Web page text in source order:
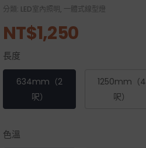
分類: LED室內照明, 一體式線型燈
NT$1,250
長度
634mm（2
呎）
1250mm（4
呎）
色溫